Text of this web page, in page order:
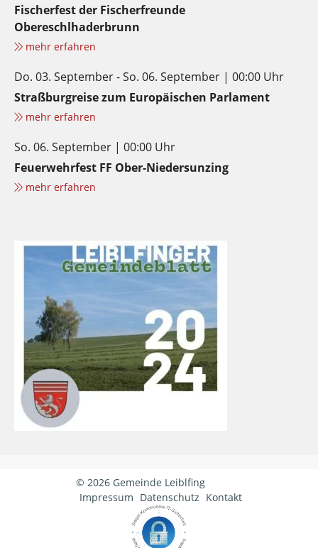
Fischerfest der Fischerfreunde
Obereschlhaderbrunn
mehr erfahren
Do. 03. September - So. 06. September | 00:00 Uhr
Straßburgreise zum Europäischen Parlament
mehr erfahren
So. 06. September | 00:00 Uhr
Feuerwehrfest FF Ober-Niedersunzing
mehr erfahren
© 2026 Gemeinde Leiblfing
Impressum Datenschutz Kontakt